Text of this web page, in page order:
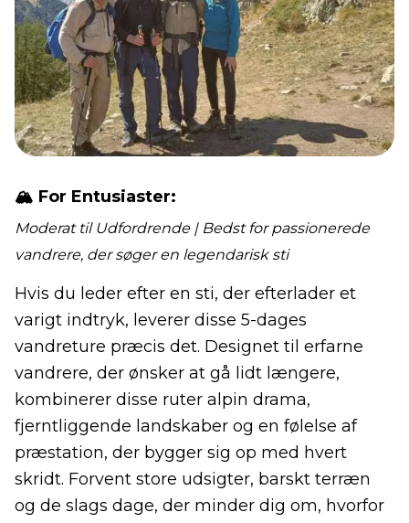
🏔️ For Entusiaster:
Moderat til Udfordrende | Bedst for passionerede
vandrere, der søger en legendarisk sti
Hvis du leder efter en sti, der efterlader et
varigt indtryk, leverer disse 5-dages
vandreture præcis det. Designet til erfarne
vandrere, der ønsker at gå lidt længere,
kombinerer disse ruter alpin drama,
fjerntliggende landskaber og en følelse af
præstation, der bygger sig op med hvert
skridt. Forvent store udsigter, barskt terræn
og de slags dage, der minder dig om, hvorfor